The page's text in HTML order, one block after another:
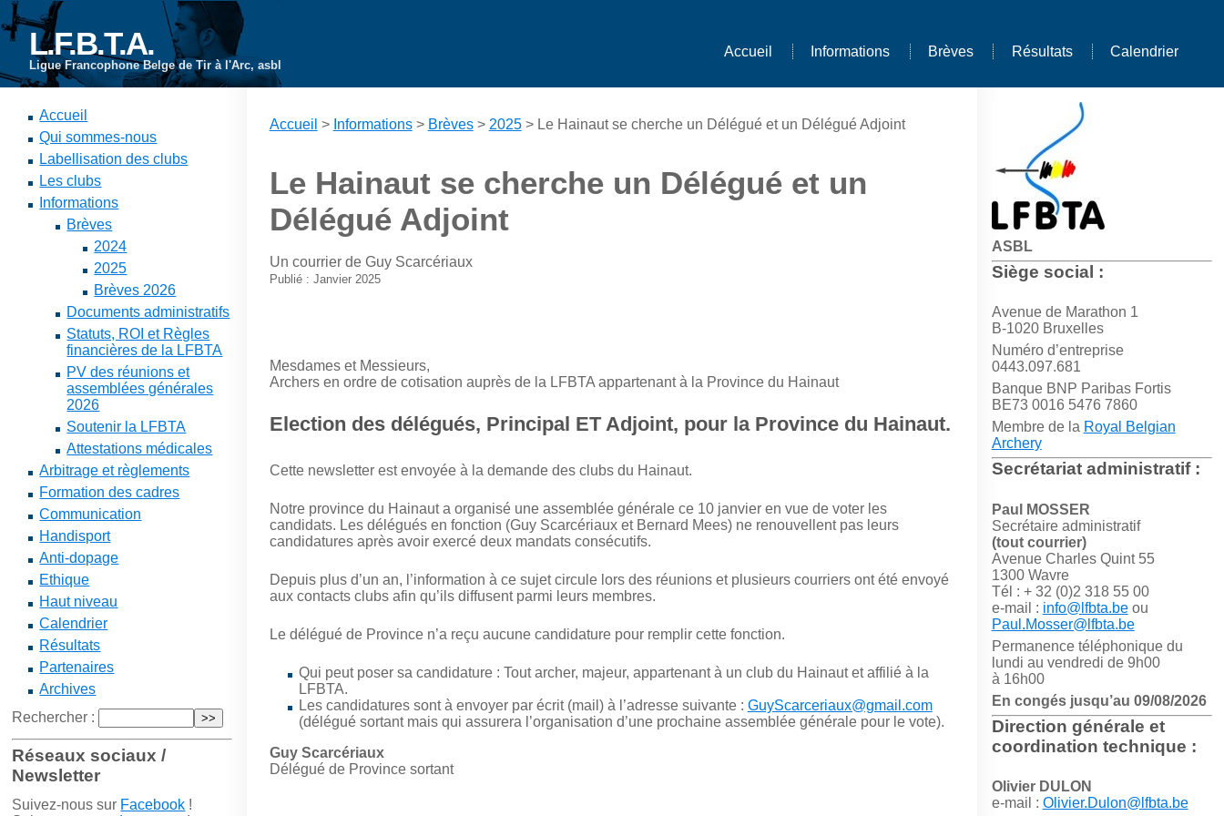
L.F.B.T.A.
Ligue Francophone Belge de Tir à l'Arc, asbl
Accueil Informations Brèves Résultats Calendrier
ASBL
Siège social :
Avenue de Marathon 1
B-1020 Bruxelles
Numéro d’entreprise
0443.097.681
Banque BNP Paribas Fortis
BE73 0016 5476 7860
Membre de la Royal Belgian
Archery
Secrétariat administratif :
Paul MOSSER
Secrétaire administratif
(tout courrier)
Avenue Charles Quint 55
1300 Wavre
Tél : + 32 (0)2 318 55 00
e-mail : info@lfbta.beou
Paul.Mosser@lfbta.be
Permanence téléphonique du
lundi au vendredi de 9h00
à 16h00
En congés jusqu’au 09/08/2026
Direction générale et
coordination technique :
Olivier DULON
e-mail : Olivier.Dulon@lfbta.be
Accueil
Qui sommes-nous
Labellisation des clubs
Les clubs
Informations
Brèves
2024
2025
Brèves 2026
Documents administratifs
Statuts, ROI et Règles
financières de la LFBTA
PV des réunions et
assemblées générales
2026
Soutenir la LFBTA
Attestations médicales
Arbitrage et règlements
Formation des cadres
Communication
Handisport
Anti-dopage
Ethique
Haut niveau
Calendrier
Résultats
Partenaires
Archives
Rechercher :
Réseaux sociaux /
Newsletter
Suivez-nous sur Facebook !
Accueil > Informations> Brèves> 2025> Le Hainaut se cherche un Délégué et un Délégué Adjoint
Le Hainaut se cherche un Délégué et un
Délégué Adjoint
Un courrier de Guy Scarcériaux
Publié : Janvier 2025
Mesdames et Messieurs,
Archers en ordre de cotisation auprès de la LFBTA appartenant à la Province du Hainaut
Election des délégués, Principal ET Adjoint, pour la Province du Hainaut.
Cette newsletter est envoyée à la demande des clubs du Hainaut.
Notre province du Hainaut a organisé une assemblée générale ce 10 janvier en vue de voter les
candidats. Les délégués en fonction (Guy Scarcériaux et Bernard Mees) ne renouvellent pas leurs
candidatures après avoir exercé deux mandats consécutifs.
Depuis plus d’un an, l’information à ce sujet circule lors des réunions et plusieurs courriers ont été envoyé
aux contacts clubs afin qu’ils diffusent parmi leurs membres.
Le délégué de Province n’a reçu aucune candidature pour remplir cette fonction.
Qui peut poser sa candidature : Tout archer, majeur, appartenant à un club du Hainaut et affilié à la
LFBTA.
Les candidatures sont à envoyer par écrit (mail) à l’adresse suivante : GuyScarceriaux@gmail.com
(délégué sortant mais qui assurera l’organisation d’une prochaine assemblée générale pour le vote).
Guy Scarcériaux
Délégué de Province sortant